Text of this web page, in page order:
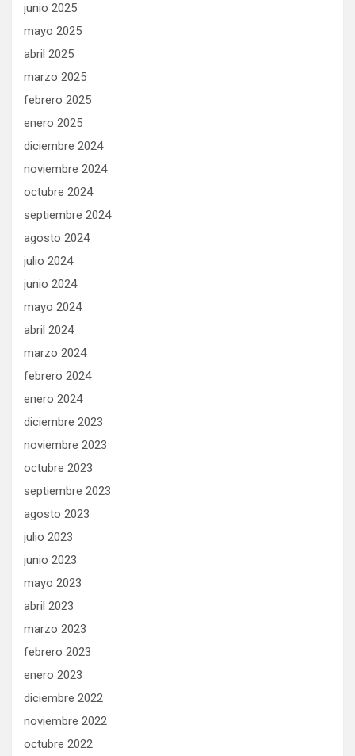
junio 2025
mayo 2025
abril 2025
marzo 2025
febrero 2025
enero 2025
diciembre 2024
noviembre 2024
octubre 2024
septiembre 2024
agosto 2024
julio 2024
junio 2024
mayo 2024
abril 2024
marzo 2024
febrero 2024
enero 2024
diciembre 2023
noviembre 2023
octubre 2023
septiembre 2023
agosto 2023
julio 2023
junio 2023
mayo 2023
abril 2023
marzo 2023
febrero 2023
enero 2023
diciembre 2022
noviembre 2022
octubre 2022